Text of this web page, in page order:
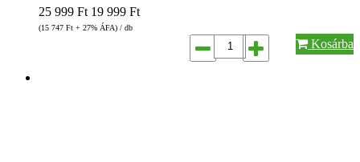
25 999 Ft 19 999 Ft
(15 747 Ft + 27% ÁFA) / db
Kosárba